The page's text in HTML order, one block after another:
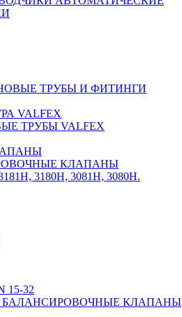
ТРУБЫ И ФИТИНГИ
VALFEX
ТРУБЫ VALFEX
КЛАПАНЫ
3180Н, 3081Н, 3080Н.
15-32
БАЛАНСИРОВОЧНЫЕ КЛАПАНЫ